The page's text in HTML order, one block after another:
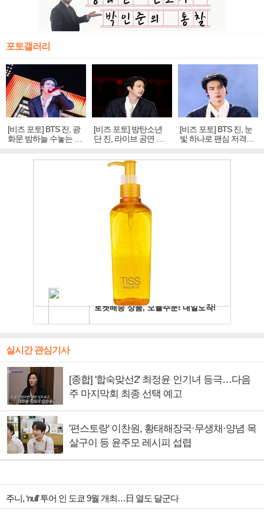
포토갤러리
[비즈 포토] BTS 진, 광
화문 밤하늘 수놓는 '비
주얼 킹'의 열창
[비즈 포토] 방탄소년
단 진, 라이브 공연 중
빛나는 독보적 아우라
[비즈 포토] BTS 진, 눈
빛 하나로 팬심 저격…
독보적 카리스마
실시간 관심기사
[종합] '합숙맞선2' 최정윤 인기녀 등극…다음
주 마지막회 최종 선택 예고
'편스토랑' 이찬원, 황태해장국·무생채·양념 목
살구이 등 윤주모 레시피 섭렵
주니, ‘null’ 투어 인 도쿄 9월 개최…日 열도 달군다